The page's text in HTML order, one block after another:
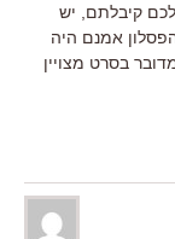
קיבלתם, יש
אמנם היה
בסרט מצויין